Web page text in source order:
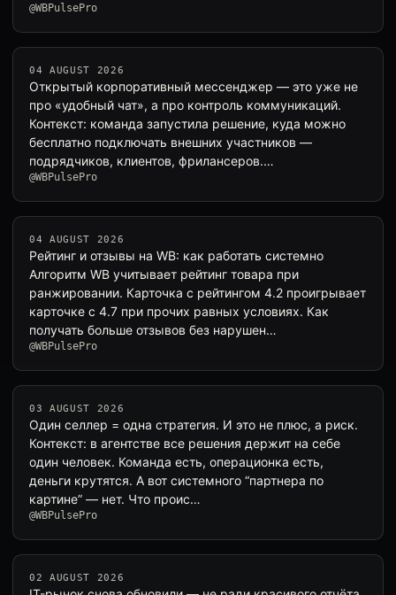
@WBPulsePro
04 AUGUST 2026
Открытый корпоративный мессенджер — это уже не
про «удобный чат», а про контроль коммуникаций.
Контекст: команда запустила решение, куда можно
бесплатно подключать внешних участников —
подрядчиков, клиентов, фрилансеров.…
@WBPulsePro
04 AUGUST 2026
Рейтинг и отзывы на WB: как работать системно
Алгоритм WB учитывает рейтинг товара при
ранжировании. Карточка с рейтингом 4.2 проигрывает
карточке с 4.7 при прочих равных условиях. Как
получать больше отзывов без нарушен…
@WBPulsePro
03 AUGUST 2026
Один селлер = одна стратегия. И это не плюс, а риск.
Контекст: в агентстве все решения держит на себе
один человек. Команда есть, операционка есть,
деньги крутятся. А вот системного “партнера по
картине” — нет. Что проис…
@WBPulsePro
02 AUGUST 2026